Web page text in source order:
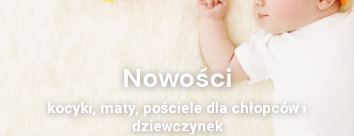
Nowości
kocyki, maty, pościele dla chłopców i
dziewczynek